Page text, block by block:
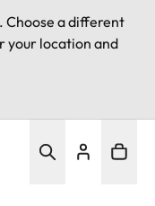
. Choose a different
your location and